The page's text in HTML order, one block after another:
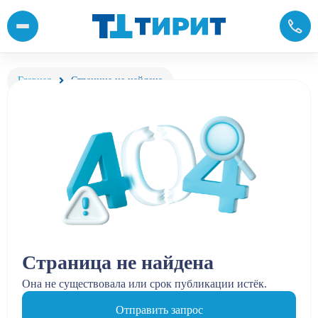
Главная Страница не найдена
Страница не найдена
Она не существовала или срок публикации истёк.
Отправить запрос